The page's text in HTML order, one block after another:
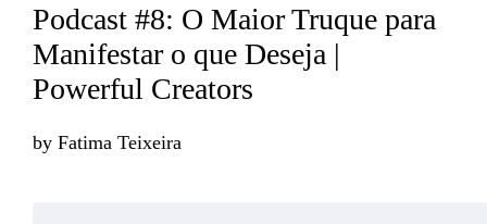
Podcast #8: O Maior Truque para
Manifestar o que Deseja |
Powerful Creators
by Fatima Teixeira